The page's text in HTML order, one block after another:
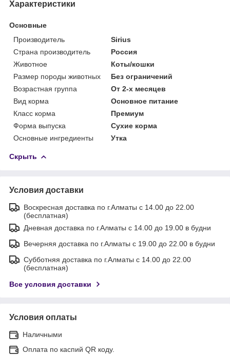
Характеристики
Основные
Производитель
Sirius
Страна производитель
Россия
Животное
Коты/кошки
Размер породы животных
Без ограничений
Возрастная группа
От 2-х месяцев
Вид корма
Основное питание
Класс корма
Премиум
Форма выпуска
Сухие корма
Основные ингредиенты
Утка
Скрыть
Условия доставки
Воскресная доставка по г.Алматы с 14.00 до 22.00
(бесплатная)
Дневная доставка по г.Алматы с 14.00 до 19.00 в будни
Вечерняя доставка по г.Алматы с 19.00 до 22.00 в будни
Субботняя доставка по г.Алматы с 14.00 до 22.00
(бесплатная)
Все условия доставки
Условия оплаты
Наличными
Оплата по каспий QR коду.